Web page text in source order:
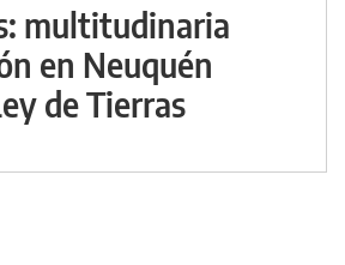
multitudinaria
en Neuquén
de Tierras